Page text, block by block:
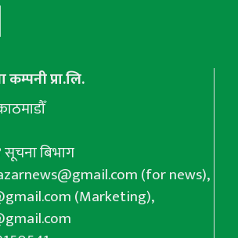
प्रा.लि.
बिभाग
(for news),
(Marketing),